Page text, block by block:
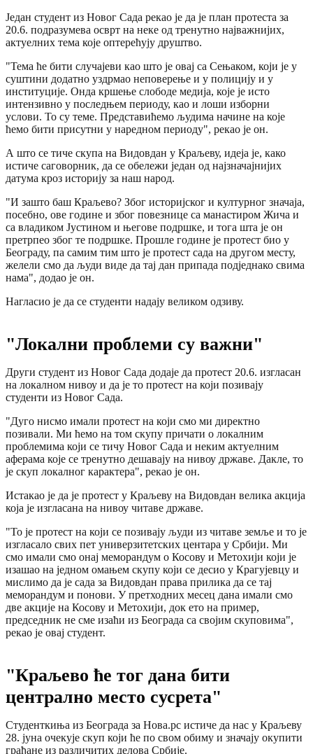
Један студент из Новог Сада рекао је да је план протеста за
20.6. подразумева осврт на неке од тренутно најважнијих,
актуелних тема које оптерећују друштво.
"Тема ће бити случајеви као што је овај са Сењаком, који је у
суштини додатно уздрмао неповерење и у полицију и у
институције. Онда кршење слободе медија, које је исто
интензивно у последњем периоду, као и лоши изборни
услови. То су теме. Представићемо људима начине на које
ћемо бити присутни у наредном периоду", рекао је он.
А што се тиче скупа на Видовдан у Краљеву, идеја је, како
истиче саговорник, да се обележи један од најзначајнијих
датума кроз историју за наш народ.
"И зашто баш Краљево? Због историјског и културног значаја,
посебно, ове године и због повезнице са манастиром Жича и
са владиком Јустином и његове подршке, и тога шта је он
претрпео због те подршке. Прошле године је протест био у
Београду, па самим тим што је протест сада на другом месту,
желели смо да људи виде да тај дан припада подједнако свима
нама", додао је он.
Нагласио је да се студенти надају великом одзиву.
"Локални проблеми су важни"
Други студент из Новог Сада додаје да протест 20.6. изгласан
на локалном нивоу и да је то протест на који позивају
студенти из Новог Сада.
"Дуго нисмо имали протест на који смо ми директно
позивали. Ми ћемо на том скупу причати о локалним
проблемима који се тичу Новог Сада и неким актуелним
аферама које се тренутно дешавају на нивоу државе. Дакле, то
је скуп локалног карактера", рекао је он.
Истакао је да је протест у Краљеву на Видовдан велика акција
која је изгласана на нивоу читаве државе.
"То је протест на који се позивају људи из читаве земље и то је
изгласало свих пет универзитетских центара у Србији. Ми
смо имали смо онај меморандум о Косову и Метохији који је
изашао на једном омањем скупу који се десио у Крагујевцу и
мислимо да је сада за Видовдан права прилика да се тај
меморандум и понови. У претходних месец дана имали смо
две акције на Косову и Метохији, док ето на пример,
председник не сме изаћи из Београда са својим скуповима",
рекао је овај студент.
"Краљево ће тог дана бити
централно место сусрета"
Студенткиња из Београда за Нова.рс истиче да нас у Краљеву
28. јуна очекује скуп који ће по свом обиму и значају окупити
грађане из различитих делова Србије.